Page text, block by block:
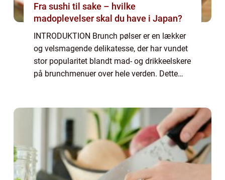
Fra sushi til sake – hvilke
madoplevelser skal du have i Japan?
INTRODUKTION Brunch pølser er en lækker
og velsmagende delikatesse, der har vundet
stor popularitet blandt mad- og drikkeelskere
på brunchmenuer over hele verden. Dette